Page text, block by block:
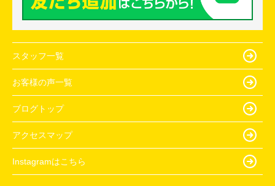
スタッフ一覧
お客様の声一覧
ブログトップ
アクセスマップ
Instagramはこちら